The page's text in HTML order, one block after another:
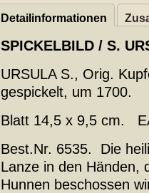
Detailinformationen
SPICKELBILD / S.
URSULA S., Orig.
gespickelt, um 1700.
Blatt 14,5 x 9,5 cm.
Best.Nr. 6535. Die
Lanze in den Händen,
Hunnen beschossen